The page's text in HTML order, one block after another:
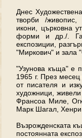
Днес
творби /живопис,
икони, църковна
форми и др./.
експозиции,
"Миркович" и зала
"Узунова къща" е
1965 г. През
от писателя и
художници,
Франсоа Миле,
Марк Шагал,
Възрожденската
постоянната